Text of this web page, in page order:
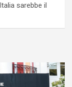
sarebbe il